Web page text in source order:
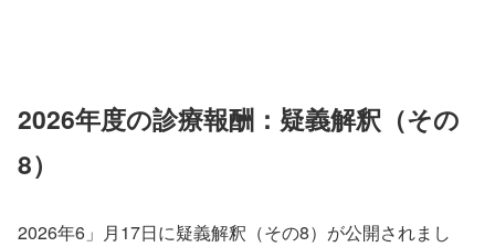
2026年度の診療報酬：疑義解釈（その
8）
2026年6」月17日に疑義解釈（その8）が公開されまし